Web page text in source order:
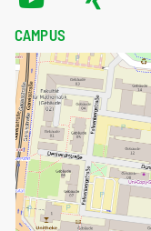
CAMPUS